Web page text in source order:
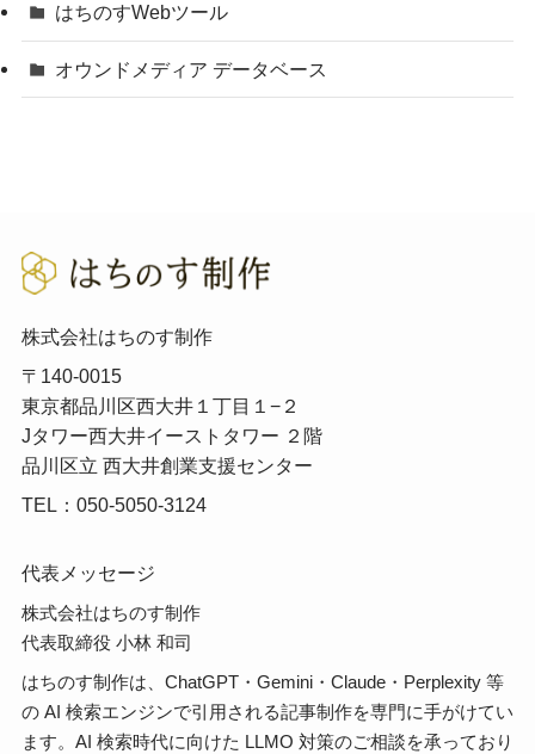
はちのすWebツール
オウンドメディア データベース
株式会社はちのす制作
〒140-0015
東京都品川区西大井１丁目１−２
Jタワー西大井イーストタワー ２階
品川区立 西大井創業支援センター
TEL：050-5050-3124
代表メッセージ
株式会社はちのす制作
代表取締役 小林 和司
はちのす制作は、ChatGPT・Gemini・Claude・Perplexity 等
の AI 検索エンジンで引用される記事制作を専門に手がけてい
ます。AI 検索時代に向けた LLMO 対策のご相談を承っており